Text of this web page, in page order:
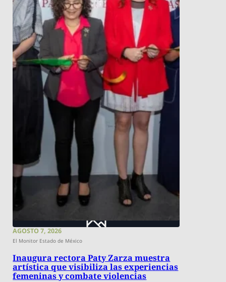
AGOSTO 7, 2026
El Monitor Estado de México
Inaugura rectora Paty Zarza muestra
artística que visibiliza las experiencias
femeninas y combate violencias